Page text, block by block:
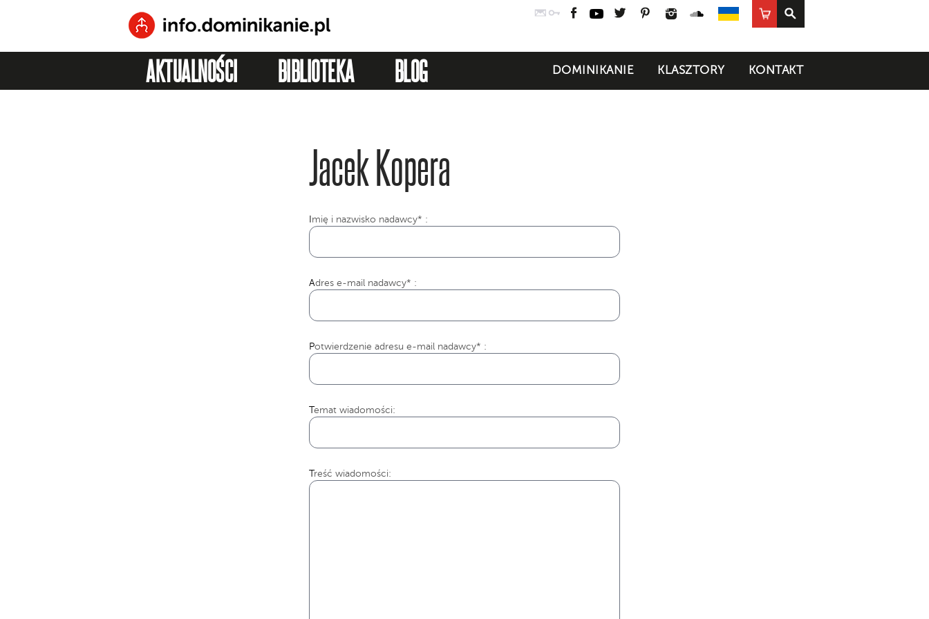
PocztaLogowanie
Facebook
YouTubeTwitterPinterestInstagramSoundCloud
UA
Sklep
AKTUALNOŚCI BIBLIOTEKA BLOG KONTAKT
KLASZTORY
DOMINIKANIE
Jacek Kopera
mię i nazwisko nadawcy* :
Adres e-mail nadawcy* :
Potwierdzenie adresu e-mail nadawcy* :
Temat wiadomości:
Treść wiadomości: